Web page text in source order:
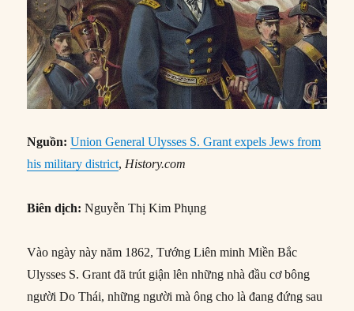
Nguồn:Union General Ulysses S. Grant expels Jews from
his military district, History.com
Biên dịch: Nguyễn Thị Kim Phụng
Vào ngày này năm 1862, Tướng Liên minh Miền Bắc
Ulysses S. Grant đã trút giận lên những nhà đầu cơ bông
người Do Thái, những người mà ông cho là đang đứng sau